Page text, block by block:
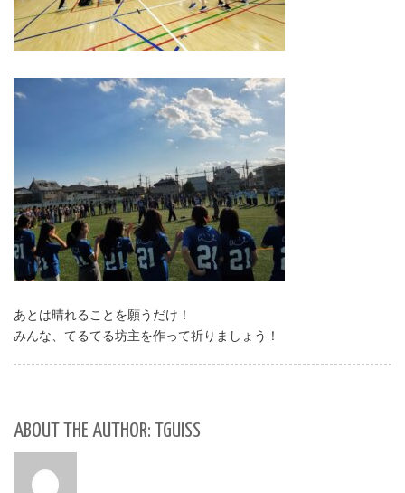
あとは晴れることを願うだけ！
みんな、てるてる坊主を作って祈りましょう！
ABOUT THE AUTHOR: TGUISS